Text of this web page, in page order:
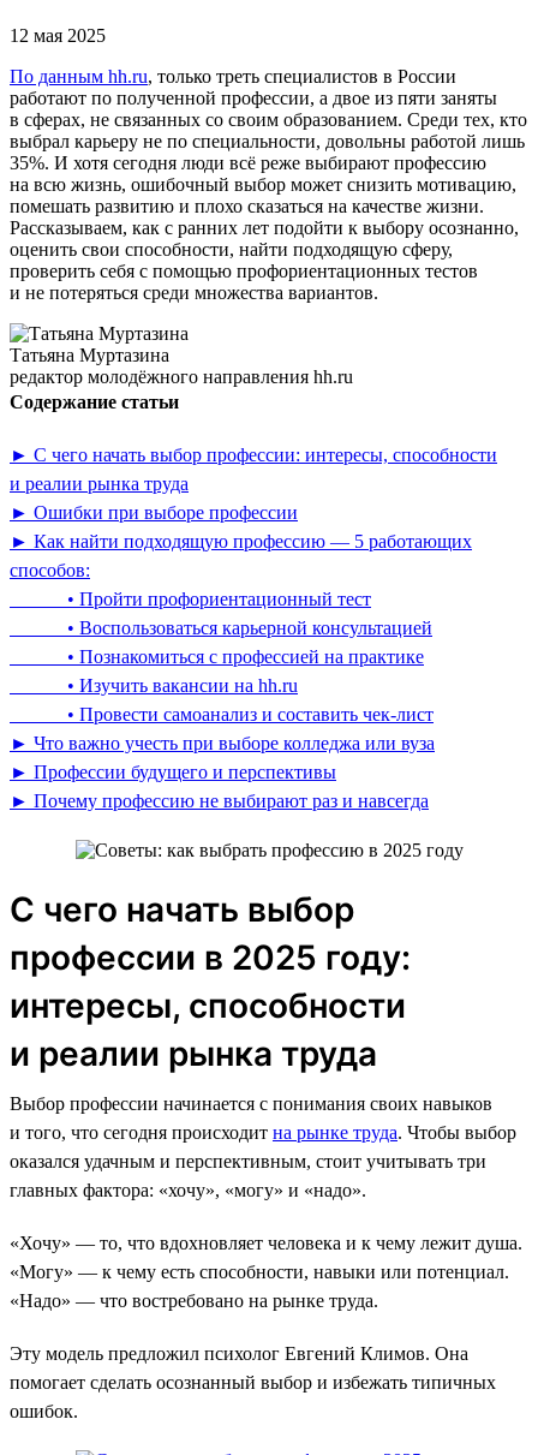
12 мая 2025
По данным hh.ru, только треть специалистов в России
работают по полученной профессии, а двое из пяти заняты
в сферах, не связанных со своим образованием. Среди тех, кто
выбрал карьеру не по специальности, довольны работой лишь
35%. И хотя сегодня люди всё реже выбирают профессию
на всю жизнь, ошибочный выбор может снизить мотивацию,
помешать развитию и плохо сказаться на качестве жизни.
Рассказываем, как с ранних лет подойти к выбору осознанно,
оценить свои способности, найти подходящую сферу,
проверить себя с помощью профориентационных тестов
и не потеряться среди множества вариантов.
Татьяна Муртазина
редактор молодёжного направления hh.ru
Содержание статьи
► С чего начать выбор профессии: интересы, способности
и реалии рынка труда
► Ошибки при выборе профессии
► Как найти подходящую профессию — 5 работающих
способов:
• Пройти профориентационный тест
• Воспользоваться карьерной консультацией
• Познакомиться с профессией на практике
• Изучить вакансии на hh.ru
• Провести самоанализ и составить чек-лист
► Что важно учесть при выборе колледжа или вуза
► Профессии будущего и перспективы
► Почему профессию не выбирают раз и навсегда
С чего начать выбор
профессии в 2025 году:
интересы, способности
и реалии рынка труда
Выбор профессии начинается с понимания своих навыков
и того, что сегодня происходит на рынке труда. Чтобы выбор
оказался удачным и перспективным, стоит учитывать три
главных фактора: «хочу», «могу» и «надо».
«Хочу» — то, что вдохновляет человека и к чему лежит душа.
«Могу» — к чему есть способности, навыки или потенциал.
«Надо» — что востребовано на рынке труда.
Эту модель предложил психолог Евгений Климов. Она
помогает сделать осознанный выбор и избежать типичных
ошибок.